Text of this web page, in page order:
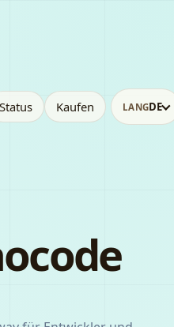
Status Kaufen LANGDE